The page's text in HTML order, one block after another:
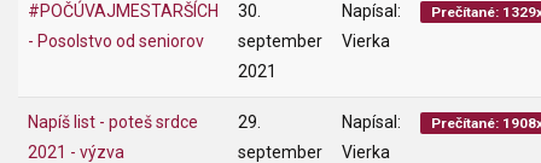
#POČÚVAJMESTARŠÍCH
- Posolstvo od seniorov
30.
september
2021
Napísal:
Vierka
Prečítané:
Napíš list - poteš srdce
2021 - výzva
29.
september
Napísal:
Vierka
Prečítané: